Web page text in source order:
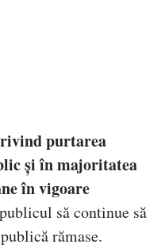
purtarea
și în majoritatea
în vigoare
să continue să
rămase.